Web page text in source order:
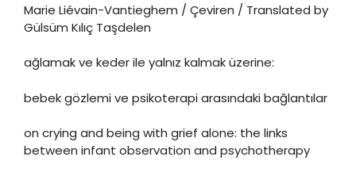
Marie Liévain-Vantieghem / Çeviren / Translated by
Gülsüm Kılıç Taşdelen
ağlamak ve keder ile yalnız kalmak üzerine:
bebek gözlemi ve psikoterapi arasındaki bağlantılar
on crying and being with grief alone: the links
between infant observation and psychotherapy